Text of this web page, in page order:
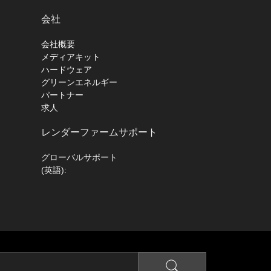
会社
会社概要
メディアキット
ハードウェア
グリーンエネルギー
パートナー
求人
レンダーファームサポート
グローバルサポート
(英語):